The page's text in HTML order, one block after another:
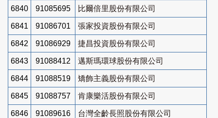
6840 91085695 比爾倍里股份有限公司
6841 91086701 張家投資股份有限公司
6842 91086929 捷昌投資股份有限公司
6843 91088412 邁斯瑪環球股份有限公司
6844 91088519 矯飾主義股份有限公司
6845 91088757 肯康樂活股份有限公司
6846 91089616 台灣全齡長照股份有限公司